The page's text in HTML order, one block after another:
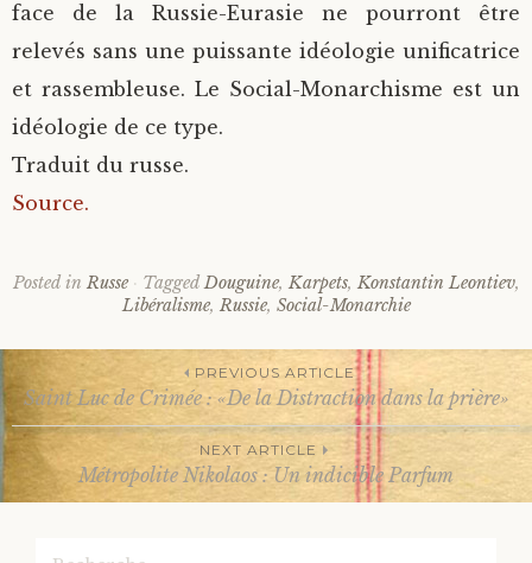
face de la Russie-Eurasie ne pourront être
relevés sans une puissante idéologie unificatrice
et rassembleuse. Le Social-Monarchisme est un
idéologie de ce type.
Traduit du russe.
Source.
Posted in Russe Tagged Douguine, Karpets, Konstantin Leontiev,
Libéralisme, Russie, Social-Monarchie
Post
navigation
PREVIOUS ARTICLE
Saint Luc de Crimée : «De la Distraction dans la prière»
NEXT ARTICLE
Métropolite Nikolaos : Un indicible Parfum